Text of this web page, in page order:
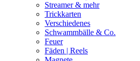
Streamer & mehr
Trickkarten
Verschiedenes
Schwammbälle & Co.
Feuer
Fäden | Reels